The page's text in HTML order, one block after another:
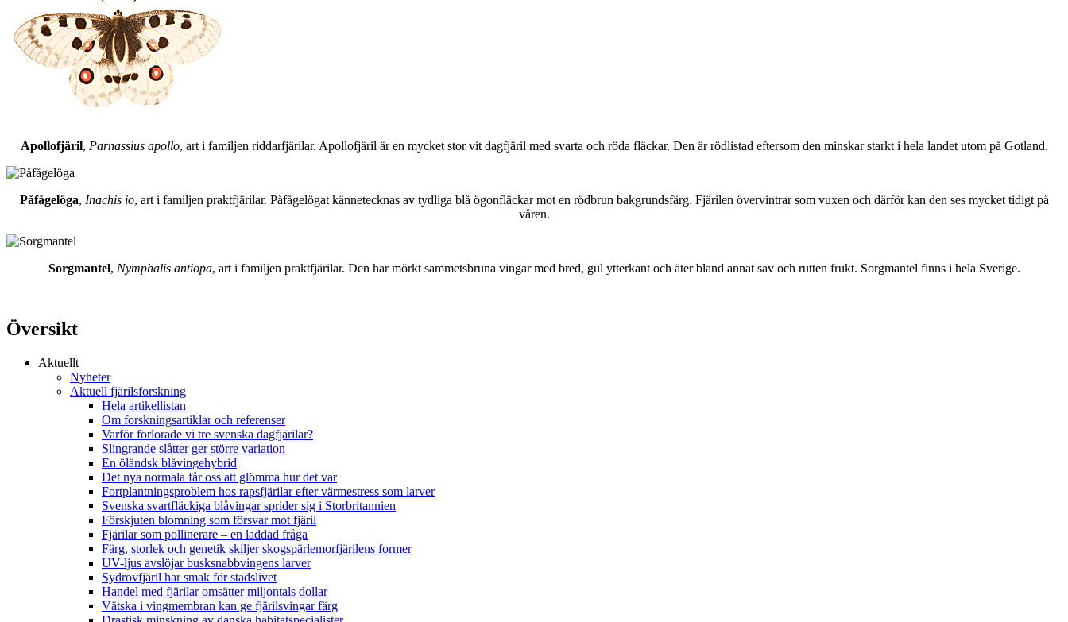
Apollofjäril, Parnassius apollo, art i familjen riddarfjärilar. Apollofjäril är en mycket stor vit dagfjäril med svarta och röda fläckar. Den är rödlistad eftersom den minskar starkt i hela landet utom på Gotland.
Påfågelöga, Inachis io, art i familjen praktfjärilar. Påfågelögat kännetecknas av tydliga blå ögonfläckar mot en rödbrun bakgrundsfärg. Fjärilen övervintrar som vuxen och därför kan den ses mycket tidigt på
våren.
Sorgmantel, Nymphalis antiopa, art i familjen praktfjärilar. Den har mörkt sammetsbruna vingar med bred, gul ytterkant och äter bland annat sav och rutten frukt. Sorgmantel finns i hela Sverige.
Översikt
Aktuellt
Nyheter
Aktuell fjärilsforskning
Hela artikellistan
Om forskningsartiklar och referenser
Varför förlorade vi tre svenska dagfjärilar?
Slingrande slåtter ger större variation
En öländsk blåvingehybrid
Det nya normala får oss att glömma hur det var
Fortplantningsproblem hos rapsfjärilar efter värmestress som larver
Svenska svartfläckiga blåvingar sprider sig i Storbritannien
Förskjuten blomning som försvar mot fjäril
Fjärilar som pollinerare – en laddad fråga
Färg, storlek och genetik skiljer skogspärlemorfjärilens former
UV-ljus avslöjar busksnabbvingens larver
Sydrovfjäril har smak för stadslivet
Handel med fjärilar omsätter miljontals dollar
Vätska i vingmembran kan ge fjärilsvingar färg